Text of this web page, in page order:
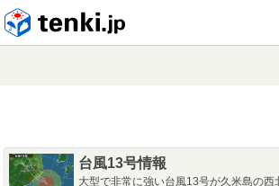
台風13号情報
大型で非常に強い台風13号が久米島の